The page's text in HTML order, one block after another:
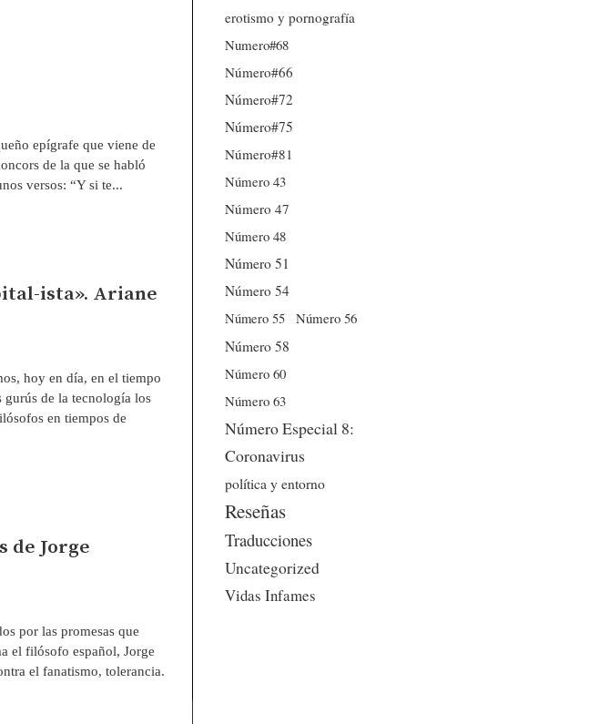
epígrafe que viene de
de la que se habló
versos: “Y si te...
ista». Ariane
hoy en día, en el tiempo
gurús de la tecnología los
en tiempos de
de Jorge
por las promesas que
el filósofo español, Jorge
el fanatismo, tolerancia.
erotismo y pornografía
Numero#68
Número#66
Número#72
Número#75
Número#81
Número 43
Número 47
Número 48
Número 51
Número 54
Número 55
Número 56
Número 58
Número 60
Número 63
Número Especial 8:
Coronavirus
política y entorno
Reseñas
Traducciones
Uncategorized
Vidas Infames